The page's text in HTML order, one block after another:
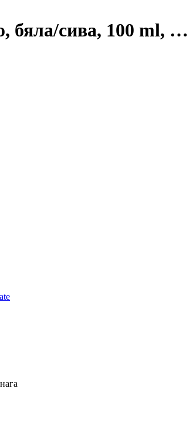
бяла/сива, 100 ml, …